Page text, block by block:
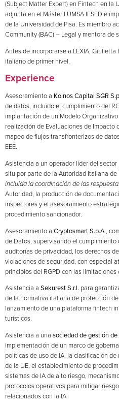
(Subject Matter Expert) en Fintech en la
adjunta en el Máster LUMSA IESED e
de la Universidad de Pisa. Es miembro
Community (BAC) – Legal y mentora de
Antes de incorporarse a LEXIA,
italiano de primer nivel.
Experience
Asesoramiento a Koinos Capital SGR
de datos, incluido el cumplimiento del
implantación de un Modelo
realización de Evaluaciones de Impacto
mapeo de flujos transfronterizos de
EEE.
Asistencia a un operador líder del sector
situ por parte de la Autoridad Italiana de
incluida la coordinación de las
Autoridad, la producción de
inspectores y el asesoramiento
procedimiento sancionador.
Asesoramiento a Cryptosmart S.p.A.,
de Datos, supervisando el cumplimiento
auditorías de privacidad, los derechos
violaciones de seguridad, con especial
principios del RGPD con las
Asistencia a Sekurest S.r.l. para
de la normativa italiana de protección
lanzamiento de una plataforma fintech
turísticos.
Asistencia a una sociedad de gestión
implementación de un marco de
políticas de uso de IA, la clasificación
de la UE, el establecimiento de
sistemas de IA de alto riesgo,
protocolos operativos para mitigar
relacionados con la IA.